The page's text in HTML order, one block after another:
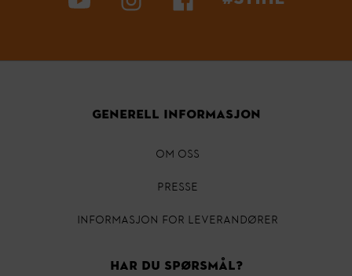
GENERELL INFORMASJON
OM OSS
Presse
INFORMASJON FOR LEVERANDØRER
HAR DU SPØRSMÅL?